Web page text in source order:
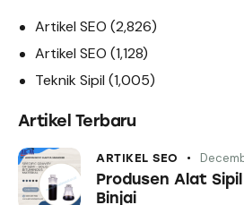
Artikel SEO (2,826)
Artikel SEO (1,128)
Teknik Sipil (1,005)
Artikel Terbaru
ARTIKEL SEO
Produsen Alat
Binjai